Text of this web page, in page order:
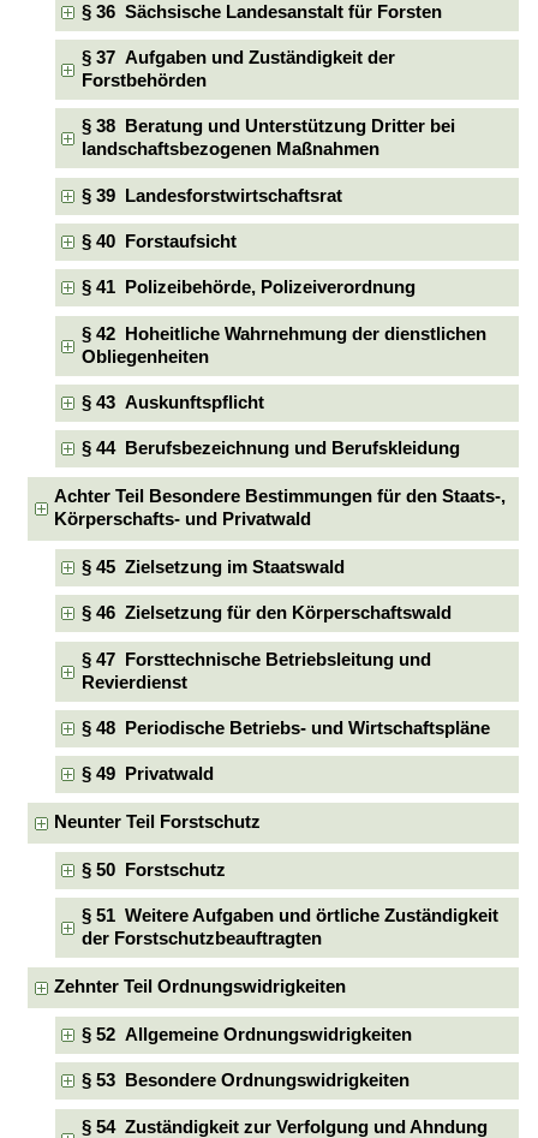
§ 36 Sächsische Landesanstalt für Forsten
§ 37 Aufgaben und Zuständigkeit der
Forstbehörden
§ 38 Beratung und Unterstützung Dritter bei
landschaftsbezogenen Maßnahmen
§ 39 Landesforstwirtschaftsrat
§ 40 Forstaufsicht
§ 41 Polizeibehörde, Polizeiverordnung
§ 42 Hoheitliche Wahrnehmung der dienstlichen
Obliegenheiten
§ 43 Auskunftspflicht
§ 44 Berufsbezeichnung und Berufskleidung
Achter Teil Besondere Bestimmungen für den Staats-,
Körperschafts- und Privatwald
§ 45 Zielsetzung im Staatswald
§ 46 Zielsetzung für den Körperschaftswald
§ 47 Forsttechnische Betriebsleitung und
Revierdienst
§ 48 Periodische Betriebs- und Wirtschaftspläne
§ 49 Privatwald
Neunter Teil Forstschutz
§ 50 Forstschutz
§ 51 Weitere Aufgaben und örtliche Zuständigkeit
der Forstschutzbeauftragten
Zehnter Teil Ordnungswidrigkeiten
§ 52 Allgemeine Ordnungswidrigkeiten
§ 53 Besondere Ordnungswidrigkeiten
§ 54 Zuständigkeit zur Verfolgung und Ahndung